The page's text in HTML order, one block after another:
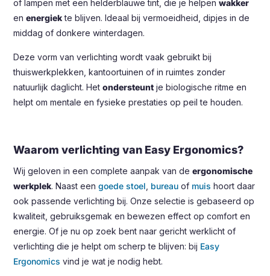
of lampen met een helderblauwe tint, die je helpenwakker
enenergiekte blijven. Ideaal bij vermoeidheid, dipjes in de
middag of donkere winterdagen.
Deze vorm van verlichting wordt vaak gebruikt bij
thuiswerkplekken, kantoortuinen of in ruimtes zonder
natuurlijk daglicht. Hetondersteunt je biologische ritme en
helpt om mentale en fysieke prestaties op peil te houden.
Waarom verlichting van Easy Ergonomics?
Wij geloven in een complete aanpak van deergonomische
werkplek. Naast eengoede stoel bureau of muis hoort daar
ook passende verlichting bij. Onze selectie is gebaseerd op
kwaliteit, gebruiksgemak en bewezen effect op comfort en
energie. Of je nu op zoek bent naar gericht werklicht of
verlichting die je helpt om scherp te blijven: bij Easy
Ergonomics vind je wat je nodig hebt.